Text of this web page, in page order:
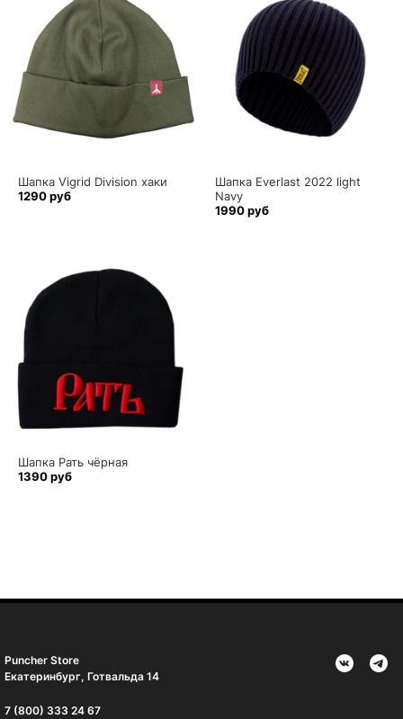
Шапка Vigrid Division хаки
1290 руб
Шапка Everlast 2022 light
Navy
1990 руб
Шапка Рать чёрная
1390 руб
Puncher Store
Екатеринбург, Готвальда 14
7 (800) 333 24 67